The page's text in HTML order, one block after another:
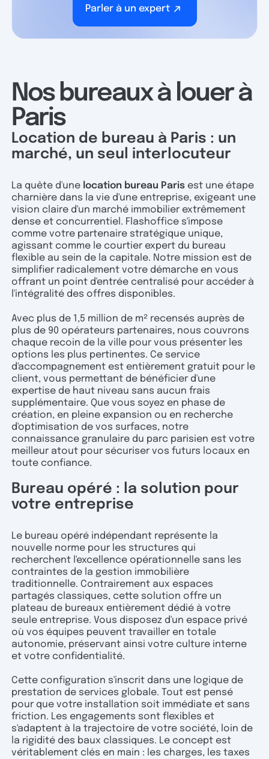
Parler à un expert
Nos bureaux à louer à
Paris
Location de bureau à Paris : un
marché, un seul interlocuteur
La quête d'une location bureau Paris est une étape
charnière dans la vie d'une entreprise, exigeant une
vision claire d'un marché immobilier extrêmement
dense et concurrentiel. Flashoffice s'impose
comme votre partenaire stratégique unique,
agissant comme le courtier expert du bureau
flexible au sein de la capitale. Notre mission est de
simplifier radicalement votre démarche en vous
offrant un point d'entrée centralisé pour accéder à
l'intégralité des offres disponibles.
Avec plus de 1,5 million de m² recensés auprès de
plus de 90 opérateurs partenaires, nous couvrons
chaque recoin de la ville pour vous présenter les
options les plus pertinentes. Ce service
d'accompagnement est entièrement gratuit pour le
client, vous permettant de bénéficier d'une
expertise de haut niveau sans aucun frais
supplémentaire. Que vous soyez en phase de
création, en pleine expansion ou en recherche
d'optimisation de vos surfaces, notre
connaissance granulaire du parc parisien est votre
meilleur atout pour sécuriser vos futurs locaux en
toute confiance.
Bureau opéré : la solution pour
votre entreprise
Le bureau opéré indépendant représente la
nouvelle norme pour les structures qui
recherchent l'excellence opérationnelle sans les
contraintes de la gestion immobilière
traditionnelle. Contrairement aux espaces
partagés classiques, cette solution offre un
plateau de bureaux entièrement dédié à votre
seule entreprise. Vous disposez d'un espace privé
où vos équipes peuvent travailler en totale
autonomie, préservant ainsi votre culture interne
et votre confidentialité.
Cette configuration s'inscrit dans une logique de
prestation de services globale. Tout est pensé
pour que votre installation soit immédiate et sans
friction. Les engagements sont flexibles et
s'adaptent à la trajectoire de votre société, loin de
la rigidité des baux classiques. Le concept est
véritablement clés en main : les charges, les taxes